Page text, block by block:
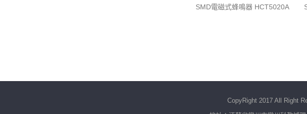
SMD電磁式蜂鳴器 HCT5020A
CopyRight 2017 All Right